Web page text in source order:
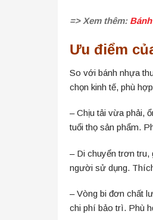
=> Xem thêm:
Ưu điểm
So với bánh nhựa
chọn kinh tế, phù
– Chịu tải vừa phải,
tuổi thọ sản phẩm.
– Di chuyển trơn tru,
người sử dụng.
– Vòng bi đơn chất
chi phí bảo trì. Phù